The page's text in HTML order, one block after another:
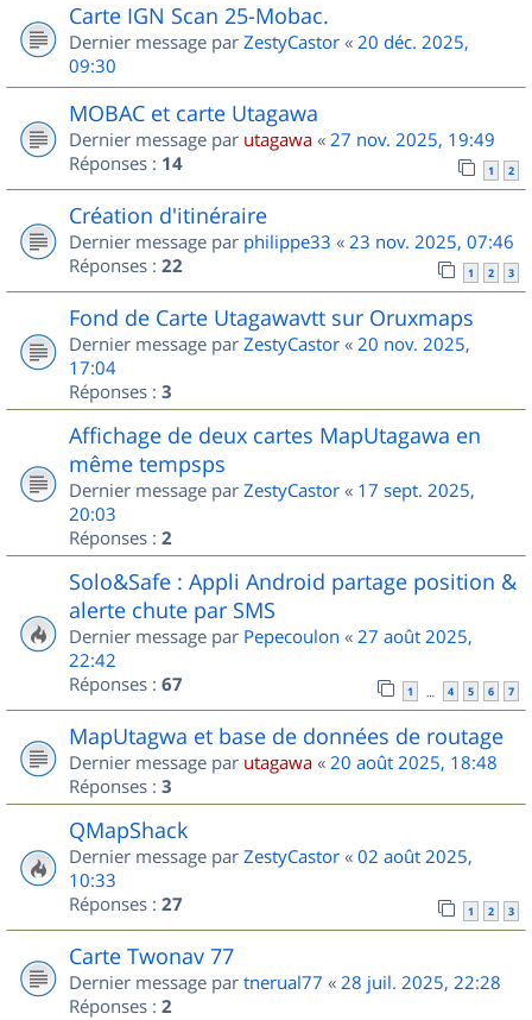
Carte IGN Scan 25-Mobac.
Dernier message par ZestyCastor « 20 déc. 2025,
09:30
MOBAC et carte Utagawa
Dernier message par utagawa « 27 nov. 2025, 19:49
Réponses : 14 1 2
Création d'itinéraire
Dernier message par philippe33 « 23 nov. 2025, 07:46
Réponses : 22 1 2 3
Fond de Carte Utagawavtt sur Oruxmaps
Dernier message par ZestyCastor « 20 nov. 2025,
17:04
Réponses : 3
Affichage de deux cartes MapUtagawa en
même tempsps
Dernier message par ZestyCastor « 17 sept. 2025,
20:03
Réponses : 2
Solo&Safe : Appli Android partage position &
alerte chute par SMS
Dernier message par Pepecoulon « 27 août 2025,
22:42
Réponses : 67 1 … 4 5 6 7
MapUtagwa et base de données de routage
Dernier message par utagawa « 20 août 2025, 18:48
Réponses : 3
QMapShack
Dernier message par ZestyCastor « 02 août 2025,
10:33
Réponses : 27 1 2 3
Carte Twonav 77
Dernier message par tnerual77 « 28 juil. 2025, 22:28
Réponses : 2